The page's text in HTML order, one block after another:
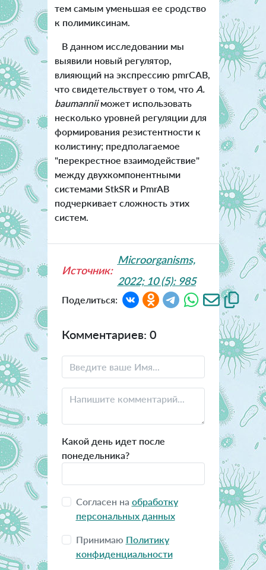
тем самым уменьшая ее сродство
к полимиксинам.
В данном исследовании мы
выявили новый регулятор,
влияющий на экспрессию pmrCAB,
что свидетельствует о том, что A.
baumanniiможет использовать
несколько уровней регуляции для
формирования резистентности к
колистину; предполагаемое
"перекрестное взаимодействие"
между двухкомпонентными
системами StkSR и PmrAB
подчеркивает сложность этих
систем.
Источник:
Microorganisms,
2022; 10 (5): 985
Поделиться:
Комментариев: 0
Какой день идет после
понедельника?
Согласен на обработку
персональных данных
Принимаю Политику
конфиденциальности